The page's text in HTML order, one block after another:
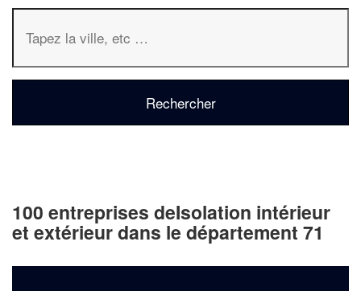
100 entreprises deIsolation intérieur
et extérieur dans le département 71